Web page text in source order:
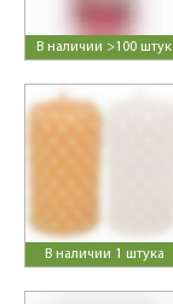
В наличии >100 штук
В наличии 1 штука